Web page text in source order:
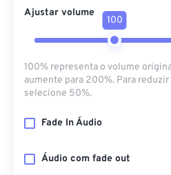
Ajustar volume
100
100% representa o volume
aumente para 200%. Para
selecione 50%.
Fade In Áudio
Áudio com fade out